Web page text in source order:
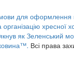
для оформлення
як Зеленський
Всі права